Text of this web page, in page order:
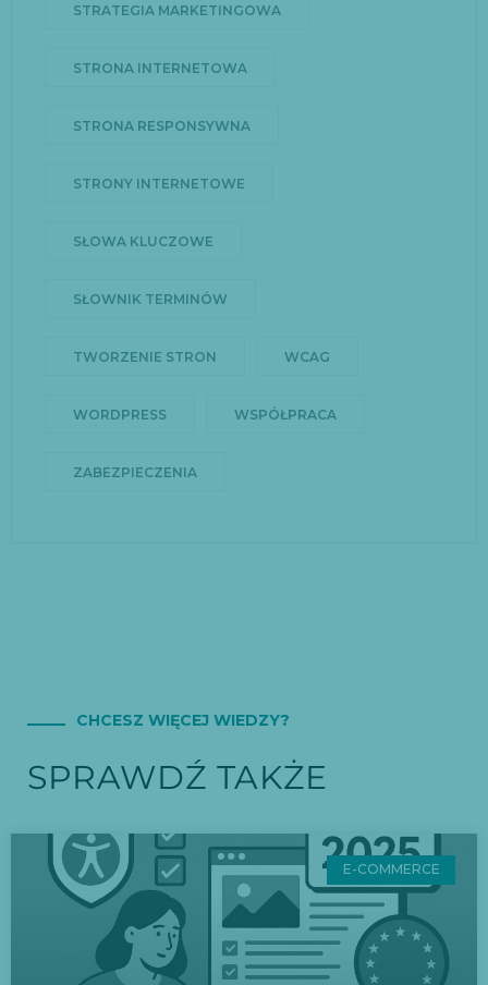
STRATEGIA MARKETINGOWA
STRONA INTERNETOWA
STRONA RESPONSYWNA
STRONY INTERNETOWE
SŁOWA KLUCZOWE
SŁOWNIK TERMINÓW
TWORZENIE STRON WCAG
WORDPRESS WSPÓŁPRACA
ZABEZPIECZENIA
CHCESZ WIĘCEJ WIEDZY?
SPRAWDŹ TAKŻE
E-COMMERCE